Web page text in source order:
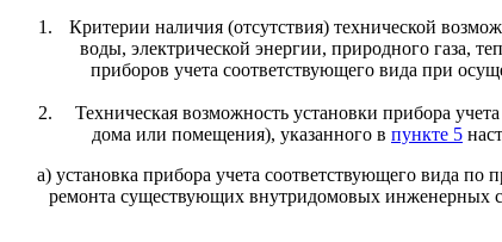
Критерии наличия (отсутствия) технической
воды, электрической энергии, природного газа,
приборов учета соответствующего вида при
Техническая возможность установки прибора
дома или помещения), указанного в пункте 5
а) установка прибора учета соответствующего вида
ремонта существующих внутридомовых инженерных